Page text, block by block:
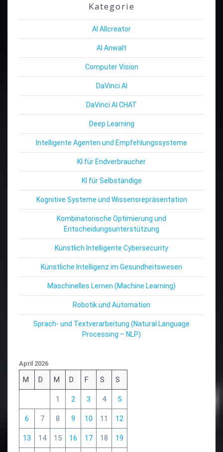
Kategorie
AI Allcreator
AI Anwalt
Computer Vision
DaVinci AI
DaVinci AI CHAT
Deep Learning
Intelligente Agenten und Empfehlungssysteme
KI für Endverbraucher
KI für Selbständige
Kognitive Systeme und Wissensrepräsentation
Kombinatorische Optimierung und
Entscheidungsunterstützung
Künstlich Intelligente Cybersecurity
Künstliche Intelligenz im Gesundheitswesen
Maschinelles Lernen (Machine Learning)
Robotik und Automation
Sprach- und Textverarbeitung (Natural Language
Processing – NLP)
April 2026
M D M D F S S
1 2 3 4 5
6 7 8 9 10 11 12
13 14 15 16 17 18 19